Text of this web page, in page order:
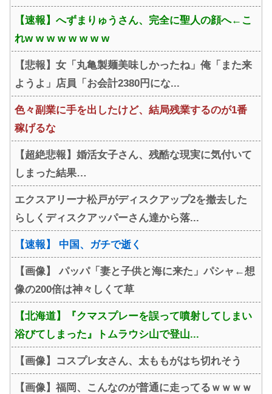
【速報】へずまりゅうさん、完全に聖人の顔へ←こ
れw w w w w w w w
【悲報】女「丸亀製麺美味しかったね」俺「また来
ようよ」店員「お会計2380円にな...
色々副業に手を出したけど、結局残業するのが1番
稼げるな
【超絶悲報】婚活女子さん、残酷な現実に気付いて
しまった結果…
エクスアリーナ松戸がディスクアップ2を撤去した
らしくディスクアッパーさん達から落...
【速報】 中国、ガチで逝く
【画像】 パッパ「妻と子供と海に来た」パシャ←想
像の200倍は神々しくて草
【北海道】『クマスプレーを誤って噴射してしまい
浴びてしまった』トムラウシ山で登山...
【画像】コスプレ女さん、太ももがはち切れそう
【画像】福岡、こんなのが普通に走ってるｗｗｗｗ